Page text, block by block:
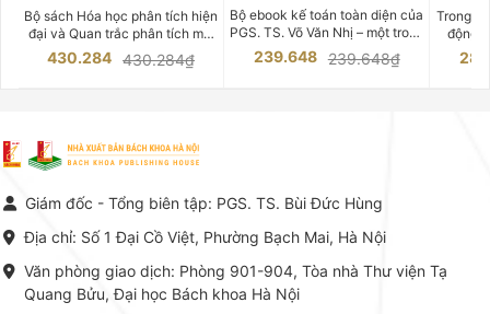
Bộ sách Hóa học phân tích hiện
đại và Quan trắc phân tích môi
trường của Cố Giáo sư, Tiến sĩ
Phạm Luận là một trong những
vực Hóa học phân tích tại Việt
Nam hiện nay. Bộ sách mang
đến một hệ thống tri thức hoàn
thuật thực hành -> Ứng dụng
khoa Hà Nội ấn hành cả hai
430.284 430.284₫
CHUYÊN SÂU
Bộ ebook kế toán toàn diện của
PGS. TS. Võ Văn Nhị – một trong
những chuyên gia hàng đầu,
giàu kinh nghiệm trong lĩnh vực
239.648 239.648₫
Trong
động
việc
tế và
lý. Các
Giám đốc - Tổng biên tập: PGS. TS. Bùi Đức Hùng
Địa chỉ: Số 1 Đại Cồ Việt, Phường Bạch Mai, Hà Nội
Văn phòng giao dịch: Phòng 901-904, Tòa nhà Thư viện Tạ
Quang Bửu, Đại học Bách khoa Hà Nội